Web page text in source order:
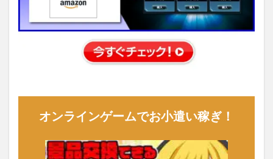
オンラインゲームでお小遣い稼ぎ！